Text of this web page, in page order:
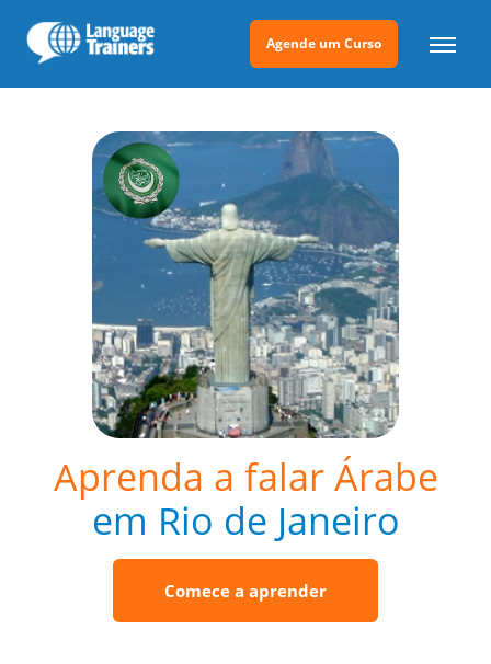
Agende um Curso
Aprenda a falar Árabe
em Rio de Janeiro
Comece a aprender